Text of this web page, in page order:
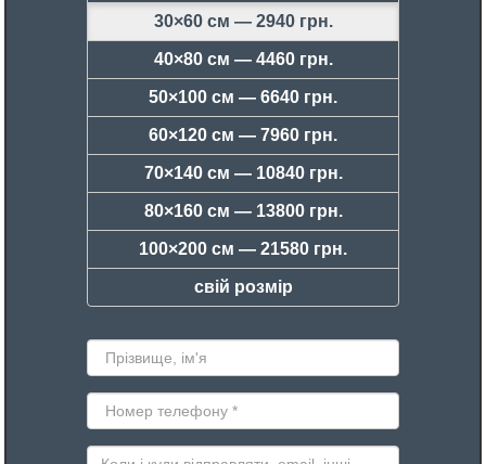
30×60 см — 2940 грн.
40×80 см — 4460 грн.
50×100 см — 6640 грн.
60×120 см — 7960 грн.
70×140 см — 10840 грн.
80×160 см — 13800 грн.
100×200 см — 21580 грн.
свій розмір